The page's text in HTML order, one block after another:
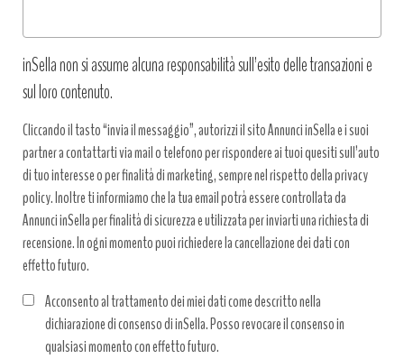
inSella non si assume alcuna responsabilità sull’esito delle transazioni e
sul loro contenuto.
Cliccando il tasto “invia il messaggio”, autorizzi il sito Annunci inSella e i suoi
partner a contattarti via mail o telefono per rispondere ai tuoi quesiti sull’auto
di tuo interesse o per finalità di marketing, sempre nel rispetto della privacy
policy. Inoltre ti informiamo che la tua email potrà essere controllata da
Annunci inSella per finalità di sicurezza e utilizzata per inviarti una richiesta di
recensione. In ogni momento puoi richiedere la cancellazione dei dati con
effetto futuro.
Acconsento al trattamento dei miei dati come descritto nella
dichiarazione di consenso di inSella. Posso revocare il consenso in
qualsiasi momento con effetto futuro.